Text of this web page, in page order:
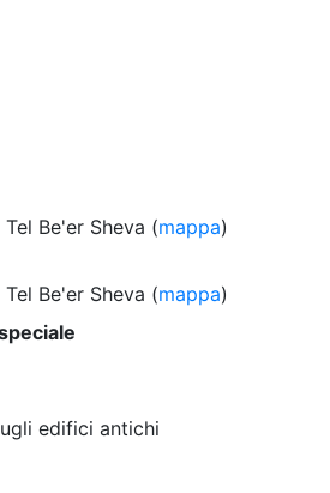
Be'er Sheva (mappa)
Be'er Sheva (mappa)
edifici antichi